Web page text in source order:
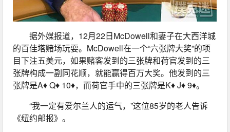
据外媒报道，12月22日McDowell和妻子在大西洋城
的百佳塔赌场玩耍。McDowell在一个“六张牌大奖”的项
目下注五美元，如果赌客发到的三张牌和荷官发到的三
张牌构成一副同花顺，就能赢得百万大奖。他发到的三
张牌是A♦ Q♦ 10♦，而荷官手中的三张牌是K♦ J♦ 9♦。
“我一定有爱尔兰人的运气，”这位85岁的老人告诉
《纽约邮报》。